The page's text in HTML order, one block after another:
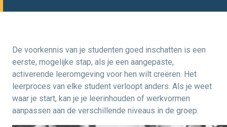
De voorkennis van je studenten goed inschatten is een
eerste, mogelijke stap, als je een aangepaste,
activerende leeromgeving voor hen wilt creëren. Het
leerproces van elke student verloopt anders. Als je weet
waar je start, kan je je leerinhouden of werkvormen
aanpassen aan de verschillende niveaus in de groep.